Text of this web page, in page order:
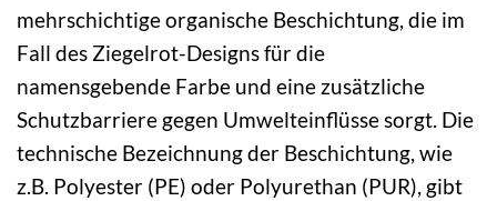
mehrschichtige organische Beschichtung, die im
Fall des Ziegelrot-Designs für die
namensgebende Farbe und eine zusätzliche
Schutzbarriere gegen Umwelteinflüsse sorgt. Die
technische Bezeichnung der Beschichtung, wie
z.B. Polyester (PE) oder Polyurethan (PUR), gibt